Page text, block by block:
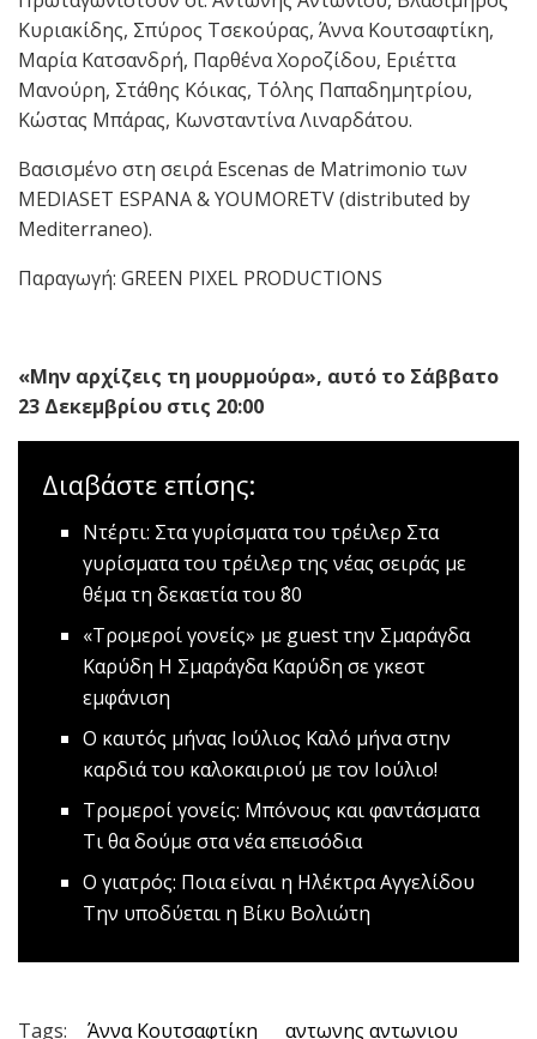
Κυριακίδης, Σπύρος Τσεκούρας, Άννα Κουτσαφτίκη,
Μαρία Κατσανδρή, Παρθένα Χοροζίδου, Εριέττα
Μανούρη, Στάθης Κόικας, Τόλης Παπαδημητρίου,
Κώστας Μπάρας, Κωνσταντίνα Λιναρδάτου.
Βασισμένο στη σειράEscenas de Matrimonio των
MEDIASET ESPANA & YOUMORETV (distributed by
Mediterraneo).
Παραγωγή: GREEN PIXEL PRODUCTIONS
«Μην αρχίζεις τη μουρμούρα», αυτό το Σάββατο
23 Δεκεμβρίου στις 20:00
Διαβάστε επίσης:
Nτέρτι: Στα γυρίσματα του τρέιλερ Στα
γυρίσματα του τρέιλερ της νέας σειράς με
θέμα τη δεκαετία του ΄80
«Τρομεροί γονείς» με guest την Σμαράγδα
Καρύδη Η Σμαράγδα Καρύδη σε γκεστ
εμφάνιση
O καυτός μήνας Ιούλιος Καλό μήνα στην
καρδιά του καλοκαιριού με τον Ιούλιο!
Τρομεροί γονείς: Μπόνους και φαντάσματα
Τι θα δούμε στα νέα επεισόδια
Ο γιατρός: Ποια είναι η Ηλέκτρα Αγγελίδου
Την υποδύεται η Βίκυ Βολιώτη
Tags: Άννα Κουτσαφτίκη
αντωνης αντωνιου